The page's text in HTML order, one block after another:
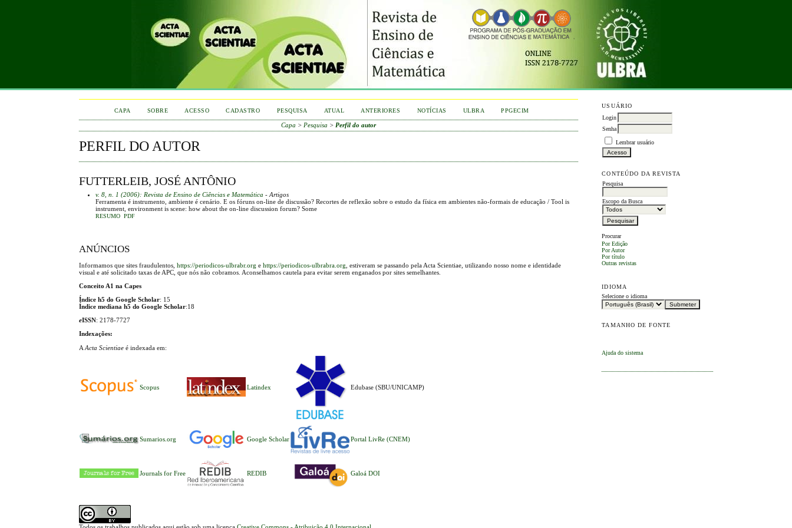
USUÁRIO
Login
Senha
Lembrar usuário
CONTEÚDO DA REVISTA
Pesquisa
Escopo da Busca
Procurar
Por Edição
Por Autor
Por título
Outras revistas
IDIOMA
Selecione o idioma
TAMANHO DE FONTE
Ajuda do sistema
CAPA SOBRE ACESSO CADASTRO PESQUISA ATUAL ANTERIORES NOTÍCIAS ULBRA PPGECIM
Capa > Pesquisa > Perfil do autor
PERFIL DO AUTOR
FUTTERLEIB, JOSÉ ANTÔNIO
v. 8, n. 1 (2006): Revista de Ensino de Ciências e Matemática - Artigos
Ferramenta é instrumento, ambiente é cenário. E os fóruns on-line de discussão? Recortes de reflexão sobre o estudo da física em ambientes não-formais de educação / Tool is
instrument, environment is scene: how about the on-line discussion forum? Some
RESUMO PDF
ANÚNCIOS
Informamos que sites fraudulentos,https://periodicos-ulbrabr.org ehttps://periodicos-ulbrabra.org , estiveram se passando pela Acta Scientiae, utilizando nosso nome e identidade
visual e até solicitado taxas de APC, que nós não cobramos. Aconselhamos cautela para evitar serem enganados por sites semelhantes.
Conceito A1 na Capes
Índice h5 do Google Scholar: 15
Índice mediana h5 do Google Scholar:18
eISSN: 2178-7727
Indexações:
AActa Scientiaeé indexada em:
Scopus Latindex Edubase (SBU/UNICAMP)
Sumarios.org Google Scholar Portal LivRe (CNEM)
Journals for Free REDIB Galoá DOI